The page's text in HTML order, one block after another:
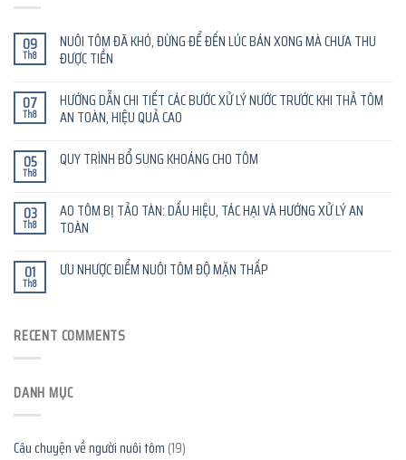
09
Th8
NUÔI TÔM ĐÃ KHÓ, ĐỪNG ĐỂ ĐẾN LÚC BÁN XONG MÀ CHƯA THU
ĐƯỢC TIỀN
07
Th8
HƯỚNG DẪN CHI TIẾT CÁC BƯỚC XỬ LÝ NƯỚC TRƯỚC KHI THẢ TÔM
AN TOÀN, HIỆU QUẢ CAO
05
Th8
QUY TRÌNH BỔ SUNG KHOÁNG CHO TÔM
03
Th8
AO TÔM BỊ TẢO TÀN: DẤU HIỆU, TÁC HẠI VÀ HƯỚNG XỬ LÝ AN
TOÀN
01
Th8
ƯU NHƯỢC ĐIỂM NUÔI TÔM ĐỘ MẶN THẤP
RECENT COMMENTS
DANH MỤC
Câu chuyện về người nuôi tôm (19)